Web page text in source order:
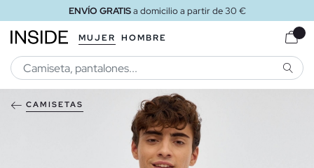
ENVÍO GRATISa domicilio a partir de 30 €
MUJER HOMBRE
CAMISETAS